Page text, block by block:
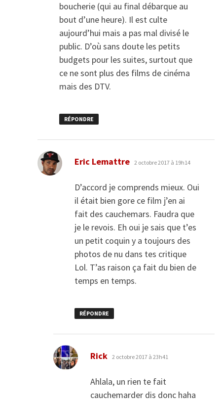
boucherie (qui au final débarque au
bout d’une heure). Il est culte
aujourd’hui mais a pas mal divisé le
public. D’où sans doute les petits
budgets pour les suites, surtout que
ce ne sont plus des films de cinéma
mais des DTV.
RÉPONDRE
Eric Lemattre dit :
2 octobre 2017 à 19h14
D’accord je comprends mieux. Oui
il était bien gore ce film j’en ai
fait des cauchemars. Faudra que
je le revois. Eh oui je sais que t’es
un petit coquin y a toujours des
photos de nu dans tes critique
Lol. T’as raison ça fait du bien de
temps en temps.
RÉPONDRE
Rick dit :
2 octobre 2017 à 23h41
Ahlala, un rien te fait
cauchemarder dis donc haha